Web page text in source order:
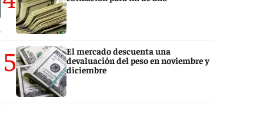
5
El mercado descuenta una
devaluación del peso en noviembre y
diciembre